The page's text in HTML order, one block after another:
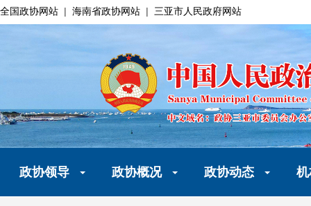
全国政协网站 | 海南省政协网站 | 三亚市人民政府网站
政协领导 政协概况 政协动态